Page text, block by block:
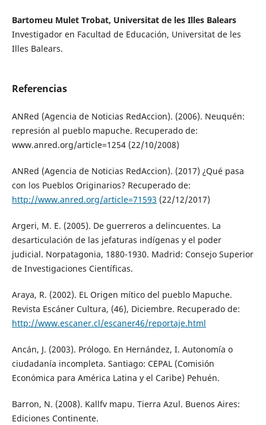
Bartomeu Mulet Trobat, Universitat de les Illes Balears
Investigador en Facultad de Educación, Universitat de les
Illes Balears.
Referencias
ANRed (Agencia de Noticias RedAccion). (2006). Neuquén:
represión al pueblo mapuche. Recuperado de:
www.anred.org/article=1254 (22/10/2008)
ANRed (Agencia de Noticias RedAccion). (2017) ¿Qué pasa
con los Pueblos Originarios? Recuperado de:
http://www.anred.org/article=71593 (22/12/2017)
Argeri, M. E. (2005). De guerreros a delincuentes. La
desarticulación de las jefaturas indígenas y el poder
judicial. Norpatagonia, 1880-1930. Madrid: Consejo Superior
de Investigaciones Científicas.
Araya, R. (2002). EL Origen mítico del pueblo Mapuche.
Revista Escáner Cultura, (46), Diciembre. Recuperado de:
http://www.escaner.cl/escaner46/reportaje.html
Ancán, J. (2003). Prólogo. En Hernández, I. Autonomía o
ciudadanía incompleta. Santiago: CEPAL (Comisión
Económica para América Latina y el Caribe) Pehuén.
Barron, N. (2008). Kallfv mapu. Tierra Azul. Buenos Aires:
Ediciones Continente.